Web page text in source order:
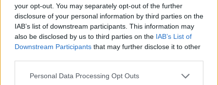
your opt-out. You may separately opt-out of the further
disclosure of your personal information by third parties on the
IAB’s list of downstream participants. This information may
also be disclosed by us to third parties on the IAB’s List of
Downstream Participants that may further disclose it to other
Please note that this website/app uses one or more Google
Personal Data Processing Opt Outs